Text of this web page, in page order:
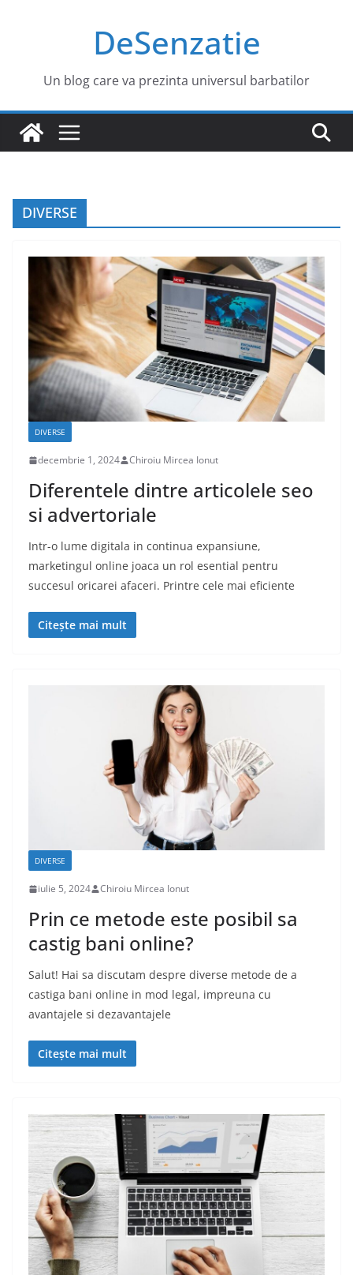
DeSenzatie
Un blog care va prezinta universul barbatilor
DIVERSE
DIVERSE
decembrie 1, 2024 Chiroiu Mircea Ionut
Diferentele dintre articolele seo
si advertoriale
Intr-o lume digitala in continua expansiune,
marketingul online joaca un rol esential pentru
succesul oricarei afaceri. Printre cele mai eficiente
Citește mai mult
DIVERSE
iulie 5, 2024 Chiroiu Mircea Ionut
Prin ce metode este posibil sa
castig bani online?
Salut! Hai sa discutam despre diverse metode de a
castiga bani online in mod legal, impreuna cu
avantajele si dezavantajele
Citește mai mult